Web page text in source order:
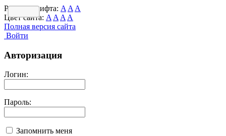
Размер шрифта: A A A
Цвет сайта: A A A A
Полная версия сайта
Войти
Авторизация
Логин:
Пароль:
Запомнить меня